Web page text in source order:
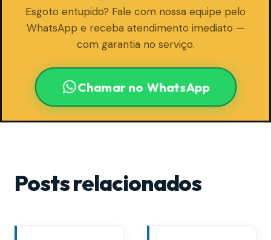
Esgoto entupido? Fale com nossa equipe pelo
WhatsApp e receba atendimento imediato —
com garantia no serviço.
Chamar no WhatsApp
Posts relacionados